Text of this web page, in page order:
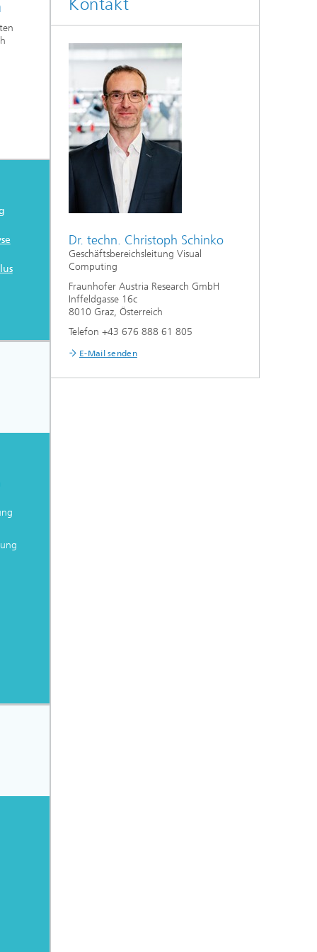
Kontakt
Dr. techn. Christoph Schinko
Geschäftsbereichsleitung Visual
Computing
Fraunhofer Austria Research GmbH
Inffeldgasse 16c
8010 Graz, Österreich
Telefon +43 676 888 61 805
E-Mail senden